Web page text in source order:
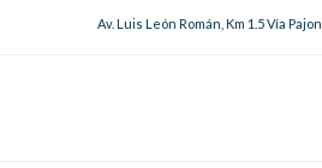
Av. Luis León Román, Km 1.5 Vía